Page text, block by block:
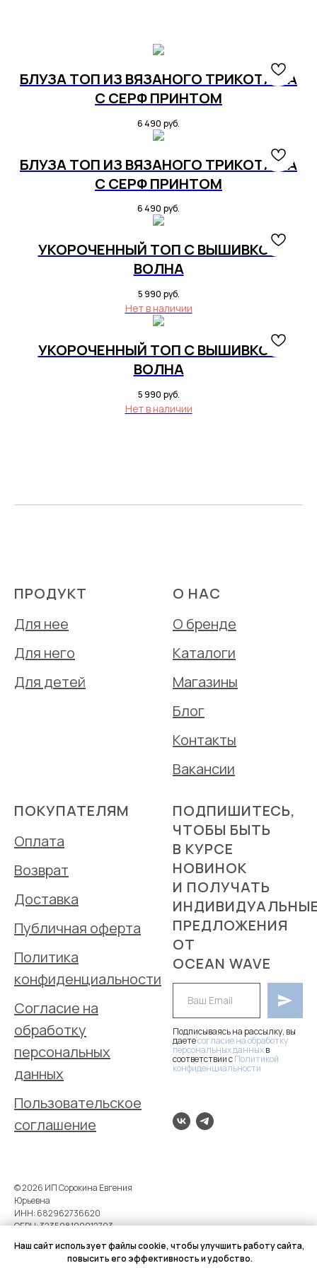
Наш сайт использует файлы cookie, чтобы улучшить работу сайта,
повысить его эффективность и удобство.
БЛУЗА ТОП ИЗ ВЯЗАНОГО ТРИКОТАЖА
С СЕРФ ПРИНТОМ
6 490 руб.
БЛУЗА ТОП ИЗ ВЯЗАНОГО ТРИКОТАЖА
С СЕРФ ПРИНТОМ
6 490 руб.
УКОРОЧЕННЫЙ ТОП С ВЫШИВКОЙ
ВОЛНА
5 990 руб.
Нет в наличии
УКОРОЧЕННЫЙ ТОП С ВЫШИВКОЙ
ВОЛНА
5 990 руб.
Нет в наличии
ПРОДУКТ
Для нее
Для него
Для детей
О НАС
О бренде
Каталоги
Магазины
Блог
Контакты
Вакансии
ПОКУПАТЕЛЯМ
Оплата
Возврат
Доставка
Публичная оферта
Политика
конфиденциальности
Согласие на
обработку
персональных
данных
Пользовательское
соглашение
ПОДПИШИТЕСЬ,
ЧТОБЫ БЫТЬ
В КУРСЕ
НОВИНОК
И ПОЛУЧАТЬ
ПРЕДЛОЖЕНИЯ
ОТ
OCEAN WAVE
Подписываясь на рассылку, вы
даетесогласие на обработку
персональных данныхв
соответствии сПолитикой
конфиденциальности
на получение маркетинговых и
© 2026 ИП Сорокина Евгения
Юрьевна
ИНН: 682962736620
ОГРН: 323508100012793